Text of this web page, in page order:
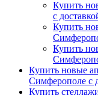
Купить
с
Купить
Купить
Купить новые
Симферополе с
Купить